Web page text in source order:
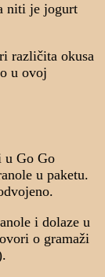
niti je jogurt
različita okusa
u ovoj
u Go Go
u paketu.
i dolaze u
o gramaži